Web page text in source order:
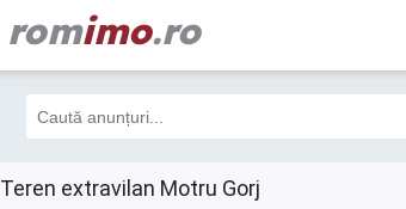
romimo.ro
Teren extravilan Motru Gorj
Filtre 4 Toate
1